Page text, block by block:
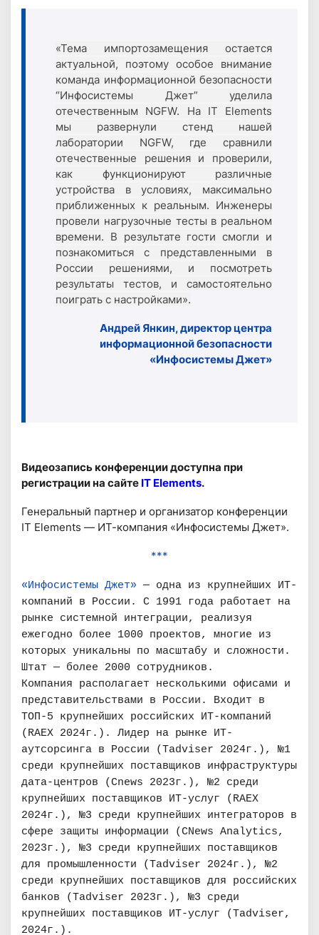
«Тема импортозамещения остается
актуальной, поэтому особое внимание
команда информационной безопасности
“Инфосистемы Джет” уделила
отечественным NGFW. На IT Elements
мы развернули стенд нашей
лаборатории NGFW, где сравнили
отечественные решения и проверили,
как функционируют различные
устройства в условиях, максимально
приближенных к реальным. Инженеры
провели нагрузочные тесты в реальном
времени. В результате гости смогли и
познакомиться с представленными в
России решениями, и посмотреть
результаты тестов, и самостоятельно
поиграть с настройками».
Андрей Янкин, директор центра
информационной безопасности
«Инфосистемы Джет»
Видеозапись конференции доступна при
регистрации на сайте IT Elements.
Генеральный партнер и организатор конференции
IT Elements — ИТ-компания «Инфосистемы Джет».
***
«Инфосистемы Джет» — одна из крупнейших ИТ-
компаний в России. С 1991 года работает на
рынке системной интеграции, реализуя
ежегодно более 1000 проектов, многие из
которых уникальны по масштабу и сложности.
Штат — более 2000 сотрудников.
Компания располагает несколькими офисами и
представительствами в России. Входит в
ТОП-5 крупнейших российских ИТ-компаний
(RAEX 2024г.). Лидер на рынке ИТ-
аутсорсинга в России (Tadviser 2024г.), №1
среди крупнейших поставщиков инфраструктуры
дата-центров (Cnews 2023г.), №2 среди
крупнейших поставщиков ИТ-услуг (RAEX
2024г.), №3 среди крупнейших интеграторов в
сфере защиты информации (CNews Analytics,
2023г.), №3 среди крупнейших поставщиков
для промышленности (Tadviser 2024г.), №2
среди крупнейших поставщиков для российских
банков (Tadviser 2023г.), №3 среди
крупнейших поставщиков ИТ-услуг (Tadviser,
2024г.).